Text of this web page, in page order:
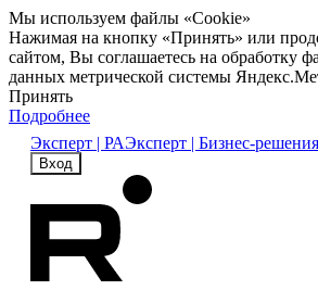
Мы используем файлы «Cookie»
Нажимая на кнопку «Принять» или
сайтом, Вы соглашаетесь на обработку
данных метрической системы
Принять
Подробнее
Эксперт | РАЭксперт | Бизнес-решения
Вход